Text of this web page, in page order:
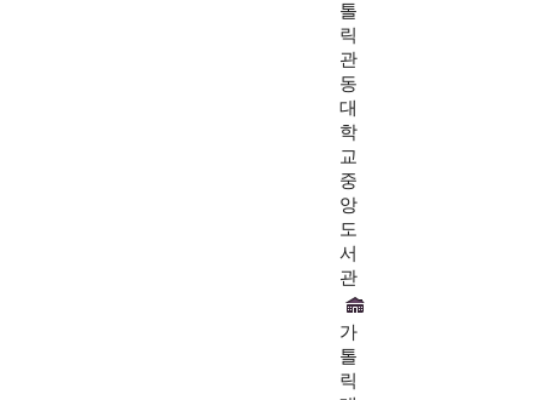
톨
릭
관
동
대
학
교
중
앙
도
서
관
가
톨
릭